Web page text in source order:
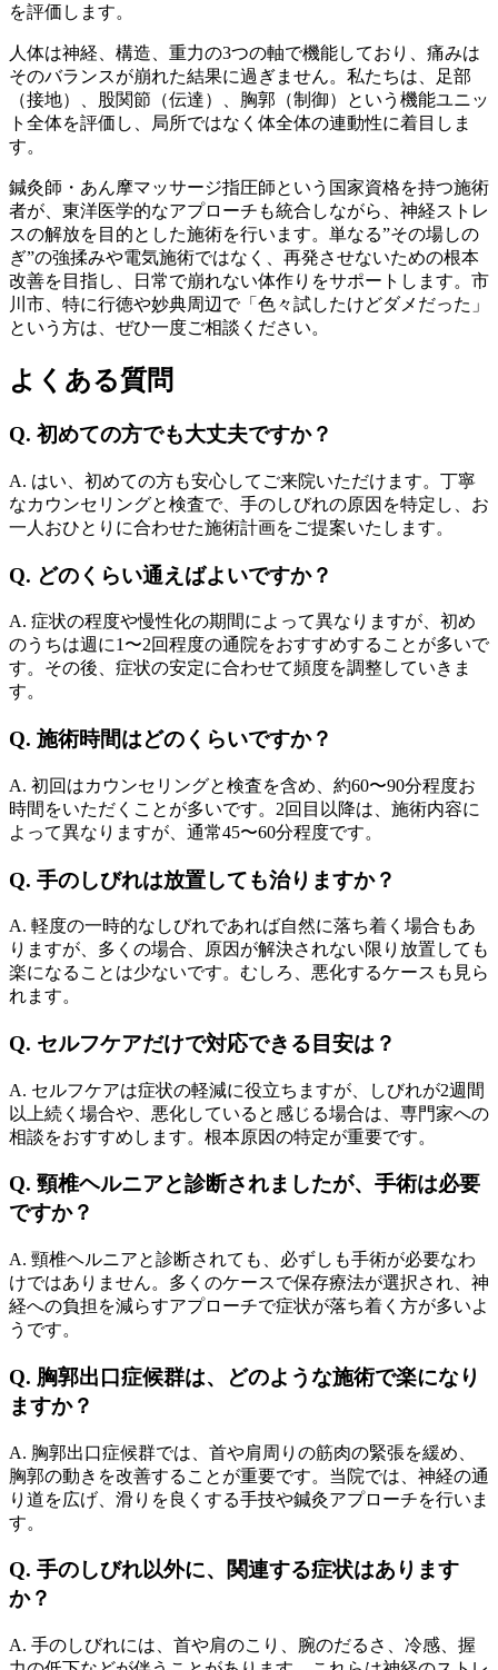
を評価します。
人体は神経、構造、重力の3つの軸で機能しており、痛みは
そのバランスが崩れた結果に過ぎません。私たちは、足部
（接地）、股関節（伝達）、胸郭（制御）という機能ユニッ
ト全体を評価し、局所ではなく体全体の連動性に着目しま
す。
鍼灸師・あん摩マッサージ指圧師という国家資格を持つ施術
者が、東洋医学的なアプローチも統合しながら、神経ストレ
スの解放を目的とした施術を行います。単なる”その場しの
ぎ”の強揉みや電気施術ではなく、再発させないための根本
改善を目指し、日常で崩れない体作りをサポートします。市
川市、特に行徳や妙典周辺で「色々試したけどダメだった」
という方は、ぜひ一度ご相談ください。
よくある質問
Q. 初めての方でも大丈夫ですか？
A. はい、初めての方も安心してご来院いただけます。丁寧
なカウンセリングと検査で、手のしびれの原因を特定し、お
一人おひとりに合わせた施術計画をご提案いたします。
Q. どのくらい通えばよいですか？
A. 症状の程度や慢性化の期間によって異なりますが、初め
のうちは週に1〜2回程度の通院をおすすめすることが多いで
す。その後、症状の安定に合わせて頻度を調整していきま
す。
Q. 施術時間はどのくらいですか？
A. 初回はカウンセリングと検査を含め、約60〜90分程度お
時間をいただくことが多いです。2回目以降は、施術内容に
よって異なりますが、通常45〜60分程度です。
Q. 手のしびれは放置しても治りますか？
A. 軽度の一時的なしびれであれば自然に落ち着く場合もあ
りますが、多くの場合、原因が解決されない限り放置しても
楽になることは少ないです。むしろ、悪化するケースも見ら
れます。
Q. セルフケアだけで対応できる目安は？
A. セルフケアは症状の軽減に役立ちますが、しびれが2週間
以上続く場合や、悪化していると感じる場合は、専門家への
相談をおすすめします。根本原因の特定が重要です。
Q. 頸椎ヘルニアと診断されましたが、手術は必要
ですか？
A. 頸椎ヘルニアと診断されても、必ずしも手術が必要なわ
けではありません。多くのケースで保存療法が選択され、神
経への負担を減らすアプローチで症状が落ち着く方が多いよ
うです。
Q. 胸郭出口症候群は、どのような施術で楽になり
ますか？
A. 胸郭出口症候群では、首や肩周りの筋肉の緊張を緩め、
胸郭の動きを改善することが重要です。当院では、神経の通
り道を広げ、滑りを良くする手技や鍼灸アプローチを行いま
す。
Q. 手のしびれ以外に、関連する症状はあります
か？
A. 手のしびれには、首や肩のこり、腕のだるさ、冷感、握